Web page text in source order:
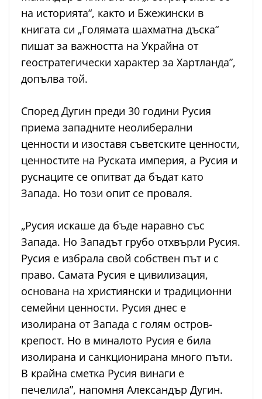
на историята“, както и Бжежински в
книгата си „Голямата шахматна дъска“
пишат за важността на Украйна от
геостратегически характер за Хартланда”,
допълва той.
Според Дугин преди 30 години Русия
приема западните неолиберални
ценности и изоставя съветските ценности,
ценностите на Руската империя, а Русия и
руснаците се опитват да бъдат като
Запада. Но този опит се проваля.
„Русия искаше да бъде наравно със
Запада. Но Западът грубо отхвърли Русия.
Русия е избрала свой собствен път и с
право. Самата Русия е цивилизация,
основана на християнски и традиционни
семейни ценности. Русия днес е
изолирана от Запада с голям остров-
крепост. Но в миналото Русия е била
изолирана и санкционирана много пъти.
В крайна сметка Русия винаги е
печелила”, напомня Александър Дугин.